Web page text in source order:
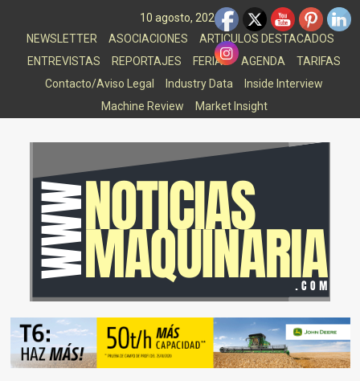
10 agosto, 2026
NEWSLETTER
ASOCIACIONES
ARTICULOS DESTACADOS
ENTREVISTAS
REPORTAJES FERIAS AGENDA
TARIFAS
Contacto/Aviso Legal
Industry Data
Inside Interview
Machine Review
Market Insight